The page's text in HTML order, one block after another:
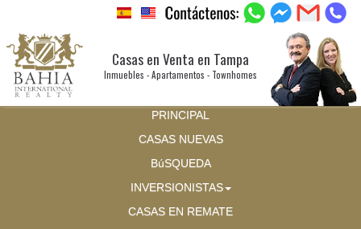
Casas en Venta en Tampa
Inmuebles - Apartamentos - Townhomes
PRINCIPAL
CASAS NUEVAS
BúSQUEDA
INVERSIONISTAS
CASAS EN REMATE